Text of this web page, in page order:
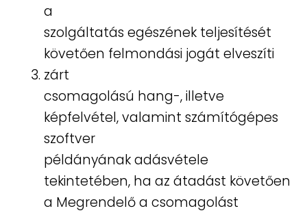
a
szolgáltatás egészének teljesítését
követően felmondási jogát elveszíti
zárt
csomagolású hang-, illetve
képfelvétel, valamint számítógépes
szoftver
példányának adásvétele
tekintetében, ha az átadást követően
a Megrendelő a csomagolást